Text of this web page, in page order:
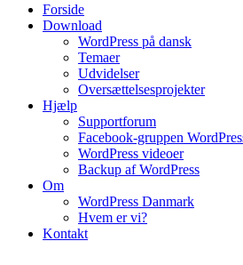
Forside
Download
WordPress på dansk
Temaer
Udvidelser
Oversættelsesprojekter
Hjælp
Supportforum
Facebook-gruppen
WordPress videoer
Backup af WordPress
Om
WordPress Danmark
Hvem er vi?
Kontakt